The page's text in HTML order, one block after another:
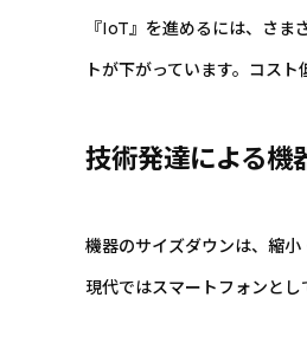
『IoT』を進めるには、さ
トが下がっています。コス
技術発達による機
機器のサイズダウンは、縮
現代ではスマートフォンと